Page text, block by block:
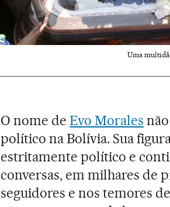
Uma
O nome deEvo Morales
político na Bolívia. Sua
estritamente político e
conversas, em milhares de
seguidores e nos temores